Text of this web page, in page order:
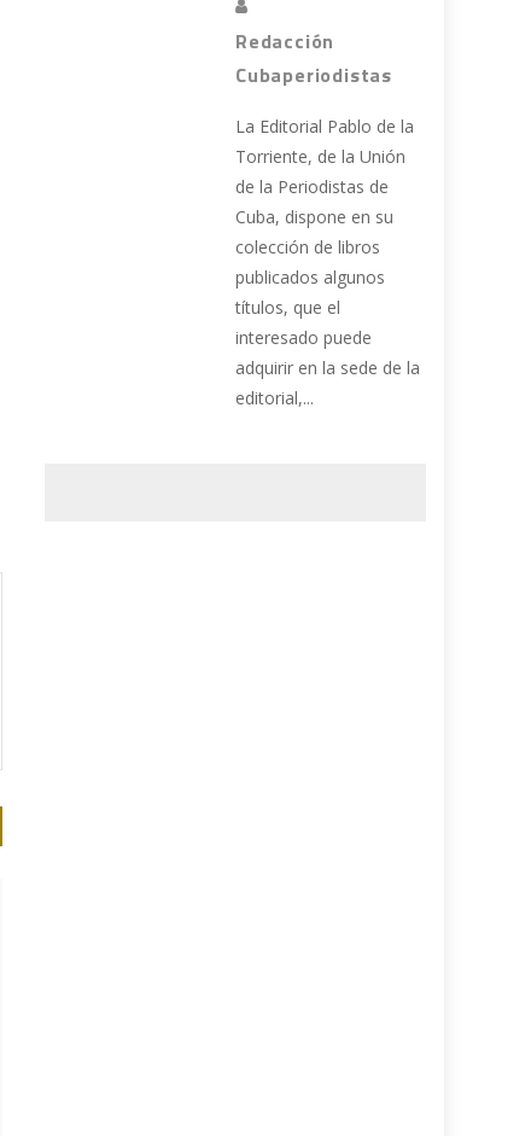
Redacción
Cubaperiodistas
La Editorial Pablo de la
Torriente, de la Unión
de la Periodistas de
Cuba, dispone en su
colección de libros
publicados algunos
títulos, que el
interesado puede
adquirir en la sede de la
editorial,...